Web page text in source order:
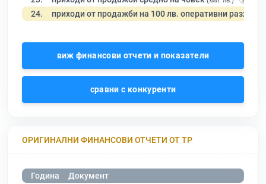
24. приходи от продажби на 100 лв. оперативни разходи
виж финансови отчети и показатели
сравни с конкуренти
ОРИГИНАЛНИ ФИНАНСОВИ ОТЧЕТИ ОТ ТР
Година Документ